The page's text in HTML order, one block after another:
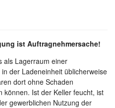
ist Auftragnehmersache!
als Lagerraum einer
der Ladeneinheit üblicherweise
dort ohne Schaden
können. Ist der Keller feucht, ist
gewerblichen Nutzung der